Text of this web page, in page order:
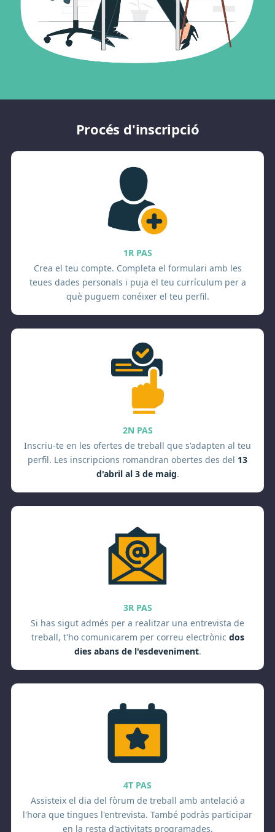
Procés d'inscripció
1R PAS
Crea el teu compte. Completa el formulari amb les
teues dades personals i puja el teu currículum per a
què puguem conéixer el teu perfil.
2N PAS
Inscriu-te en les ofertes de treball que s'adapten al teu
perfil. Les inscripcions romandran obertes des del 13
d'abril al 3 de maig.
3R PAS
Si has sigut admés per a realitzar una entrevista de
treball, t'ho comunicarem per correu electrònic dos
dies abans de l'esdeveniment.
4T PAS
Assisteix el dia del fòrum de treball amb antelació a
l'hora que tingues l'entrevista. També podràs participar
en la resta d'activitats programades.